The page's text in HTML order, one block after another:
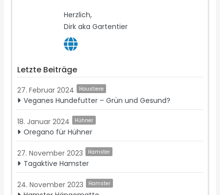
Herzlich,
Dirk aka Gartentier
Letzte Beiträge
27. Februar 2024 Haustiere
Veganes Hundefutter – Grün und Gesund?
18. Januar 2024 Hühner
Oregano für Hühner
27. November 2023 Hamster
Tagaktive Hamster
24. November 2023 Hamster